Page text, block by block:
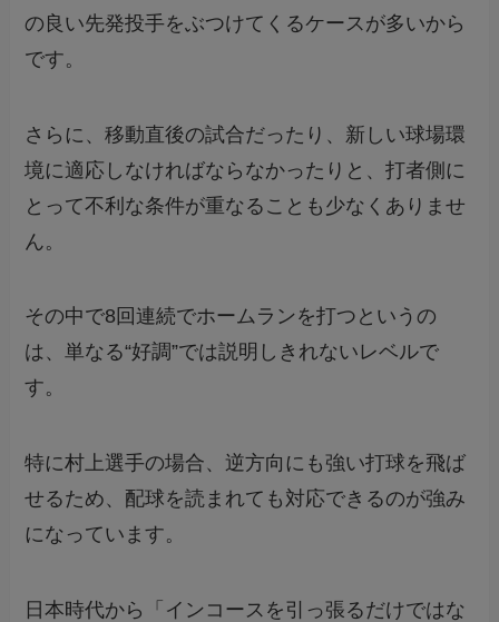
の良い先発投手をぶつけてくるケースが多いから
です。
さらに、移動直後の試合だったり、新しい球場環
境に適応しなければならなかったりと、打者側に
とって不利な条件が重なることも少なくありませ
ん。
その中で8回連続でホームランを打つというの
は、単なる“好調”では説明しきれないレベルで
す。
特に村上選手の場合、逆方向にも強い打球を飛ば
せるため、配球を読まれても対応できるのが強み
になっています。
日本時代から「インコースを引っ張るだけではな